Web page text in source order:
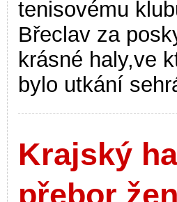
tenisovému
Břeclav za
krásné haly,ve
bylo utkání
Krajský
přebor